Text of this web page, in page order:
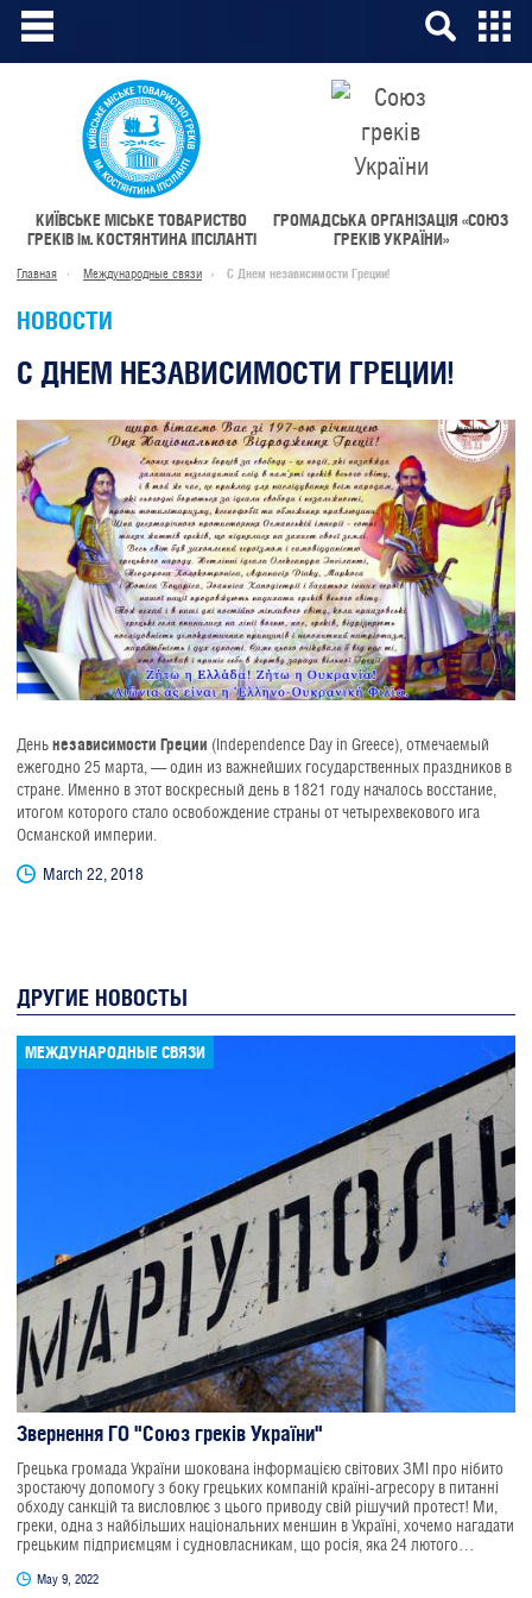
КИЇВСЬКЕ МІСЬКЕ ТОВАРИСТВО
ГРЕКІВім.КОСТЯНТИНА ІПСІЛАНТІ
ГРОМАДСЬКА ОРГАНІЗАЦІЯ «СОЮЗ
ГРЕКІВ УКРАЇНИ»
Главная Международные связи С Днем независимости Греции!
НОВОСТИ
С ДНЕМ НЕЗАВИСИМОСТИ ГРЕЦИИ!
Деньнезависимости Греции (Independence Day in Greece), отмечаемый
ежегодно 25 марта, — один из важнейших государственных праздников в
стране. Именно в этот воскресный день в 1821 году началось восстание,
итогом которого стало освобождение страны от четырехвекового ига
Османской империи.
March 22, 2018
ДРУГИЕ НОВОСТЫ
МЕЖДУНАРОДНЫЕ СВЯЗИ
Звернення ГО "Союз греків України"
Грецька громада України шокована інформацією світових ЗМІ про нібито
зростаючу допомогу з боку грецьких компаній країні-агресору в питанні
обходу санкцій та висловлює з цього приводу свій рішучий протест! Ми,
греки, одна з найбільших національних меншин в Україні, хочемо нагадати
грецьким підприємцям і судновласникам, що росія, яка 24 лютого
Маріуполь - центр грецької культури в одній з найбільших країн Європи.
May 9, 2022